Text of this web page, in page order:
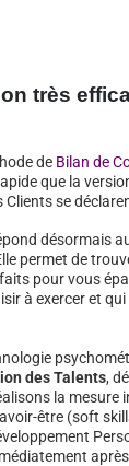
très
de Bilan de
que la
Clients se
désormais
permet de
pour vous
à exercer et
des Talents,
la mesure
être (soft